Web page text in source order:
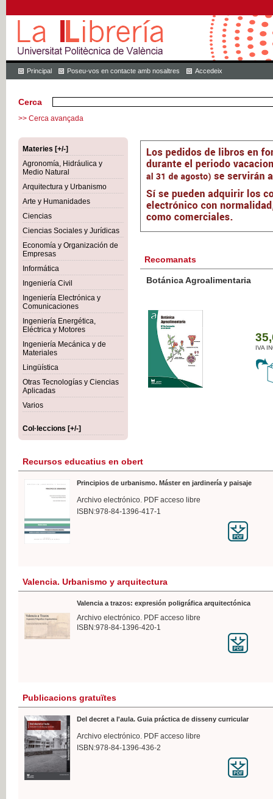
Principal Poseu-vos en contacte amb nosaltres Accedeix
Cerca
>> Cerca avançada
Materies [+/-]
Agronomía, Hidráulica y
Medio Natural
Arquitectura y Urbanismo
Arte y Humanidades
Ciencias
Ciencias Sociales y Jurídicas
Economía y Organización de
Empresas
Informática
Ingeniería Civil
Ingeniería Electrónica y
Comunicaciones
Ingeniería Energética,
Eléctrica y Motores
Ingeniería Mecánica y de
Materiales
Lingüística
Otras Tecnologías y Ciencias
Aplicadas
Varios
Col·leccions [+/-]
Recomanats
Botánica Agroalimentaria
IVA
Recursos educatius en obert
Principios de urbanismo. Máster en jardinería y paisaje
Archivo electrónico. PDF acceso libre
ISBN:978-84-1396-417-1
Valencia. Urbanismo y arquitectura
Valencia a trazos: expresión poligráfica arquitectónica
Archivo electrónico. PDF acceso libre
ISBN:978-84-1396-420-1
Publicacions gratuïtes
Del decret a l'aula. Guia práctica de disseny curricular
Archivo electrónico. PDF acceso libre
ISBN:978-84-1396-436-2